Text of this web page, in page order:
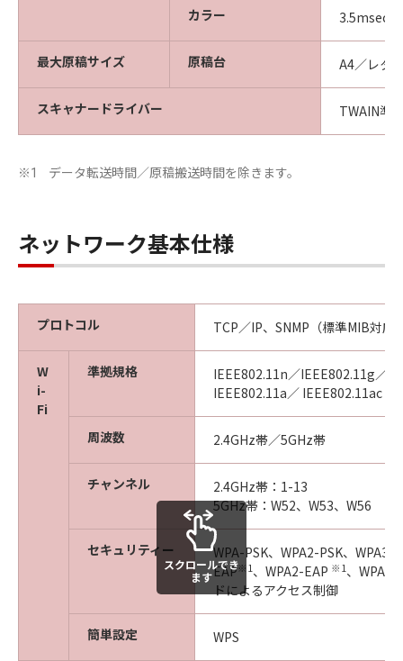
カラー 3.5msec
最大原稿サイズ 原稿台 A4／レタ
スキャナードライバー TWAIN準
※1 データ転送時間／原稿搬送時間を除きます。
ネットワーク基本仕様
プロトコル TCP／IP、SNMP（標準MIB対応
W
i-
Fi
準拠規格
IEEE802.11n／IEEE802.11g／
IEEE802.11a／ IEEE802.11ac
周波数 2.4GHz帯／5GHz帯
チャンネル
2.4GHz帯：1-13
5GHz帯：W52、W53、W56
セキュリティー
WPA-PSK、WPA2-PSK、WPA3-
EAP※1 、WPA2-EAP ※1 、WPA3-
ドによるアクセス制御
簡単設定 WPS
スクロールでき
ます